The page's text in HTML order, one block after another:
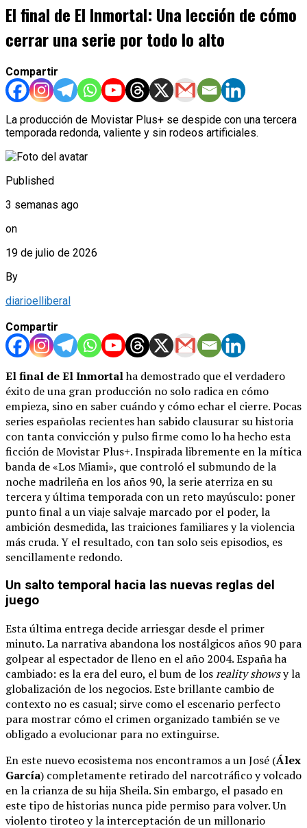
El final de El Inmortal: Una lección de cómo
cerrar una serie por todo lo alto
Compartir
La producción de Movistar Plus+ se despide con una tercera
temporada redonda, valiente y sin rodeos artificiales.
Published
3 semanas ago
on
19 de julio de 2026
By
diarioelliberal
Compartir
El final de El Inmortalha demostrado que el verdadero
éxito de una gran producción no solo radica en cómo
empieza, sino en saber cuándo y cómo echar el cierre. Pocas
series españolas recientes han sabido clausurar su historia
con tanta convicción y pulso firme como lo ha hecho esta
ficción de Movistar Plus+. Inspirada libremente en la mítica
banda de «Los Miami», que controló el submundo de la
noche madrileña en los años 90, la serie aterriza en su
tercera y última temporada con un reto mayúsculo: poner
punto final a un viaje salvaje marcado por el poder, la
ambición desmedida, las traiciones familiares y la violencia
más cruda. Y el resultado, con tan solo seis episodios, es
sencillamente redondo.
Un salto temporal hacia las nuevas reglas del
juego
Esta última entrega decide arriesgar desde el primer
minuto. La narrativa abandona los nostálgicos años 90 para
golpear al espectador de lleno en el año 2004. España ha
cambiado: es la era del euro, el bum de losreality showsy la
globalización de los negocios. Este brillante cambio de
contexto no es casual; sirve como el escenario perfecto
para mostrar cómo el crimen organizado también se ve
obligado a evolucionar para no extinguirse.
En este nuevo ecosistema nos encontramos a un José (Álex
García) completamente retirado del narcotráfico y volcado
en la crianza de su hija Sheila. Sin embargo, el pasado en
este tipo de historias nunca pide permiso para volver. Un
violento tiroteo y la interceptación de un millonario